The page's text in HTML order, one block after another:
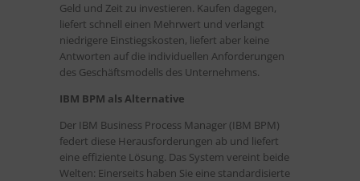
Geld und Zeit zu investieren. Kaufen dagegen,
liefert schnell einen Mehrwert und verlangt
niedrigere Einstiegskosten, liefert aber keine
Antworten auf die individuellen Anforderungen
des Geschäftsmodells des Unternehmens.
IBM BPM als Alternative
Der IBM Business Process Manager (IBM BPM)
federt diese Herausforderungen ab und liefert
eine effiziente Lösung. Das System vereint beide
Welten: Einerseits haben Sie eine standardisierte